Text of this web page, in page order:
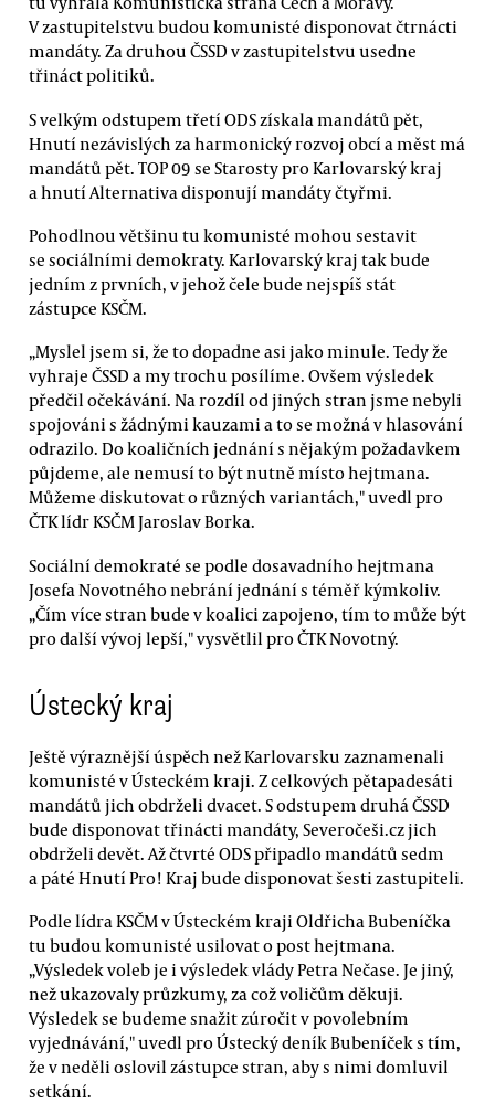
V zastupitelstvu budou komunisté disponovat čtrnácti
mandáty. Za druhou ČSSD v zastupitelstvu usedne
třináct politiků.
S velkým odstupem třetí ODS získala mandátů pět,
Hnutí nezávislých za harmonický rozvoj obcí a měst má
mandátů pět. TOP 09 se Starosty pro Karlovarský kraj
a hnutí Alternativa disponují mandáty čtyřmi.
Pohodlnou většinu tu komunisté mohou sestavit
se sociálními demokraty. Karlovarský kraj tak bude
jedním z prvních, v jehož čele bude nejspíš stát
zástupce KSČM.
„Myslel jsem si, že to dopadne asi jako minule. Tedy že
vyhraje ČSSD a my trochu posílíme. Ovšem výsledek
předčil očekávání. Na rozdíl od jiných stran jsme nebyli
spojováni s žádnými kauzami a to se možná v hlasování
odrazilo. Do koaličních jednání s nějakým požadavkem
půjdeme, ale nemusí to být nutně místo hejtmana.
Můžeme diskutovat o různých variantách," uvedl pro
ČTK lídr KSČM Jaroslav Borka.
Sociální demokraté se podle dosavadního hejtmana
Josefa Novotného nebrání jednání s téměř kýmkoliv.
„Čím více stran bude v koalici zapojeno, tím to může být
pro další vývoj lepší," vysvětlil pro ČTK Novotný.
Ústecký kraj
Ještě výraznější úspěch než Karlovarsku zaznamenali
komunisté v Ústeckém kraji. Z celkových pětapadesáti
mandátů jich obdrželi dvacet. S odstupem druhá ČSSD
bude disponovat třinácti mandáty, Severočeši.cz jich
obdrželi devět. Až čtvrté ODS připadlo mandátů sedm
a páté Hnutí Pro! Kraj bude disponovat šesti zastupiteli.
Podle lídra KSČM v Ústeckém kraji Oldřicha Bubeníčka
tu budou komunisté usilovat o post hejtmana.
„Výsledek voleb je i výsledek vlády Petra Nečase. Je jiný,
než ukazovaly průzkumy, za což voličům děkuji.
Výsledek se budeme snažit zúročit v povolebním
vyjednávání," uvedl pro Ústecký deník Bubeníček s tím,
že v neděli oslovil zástupce stran, aby s nimi domluvil
setkání.